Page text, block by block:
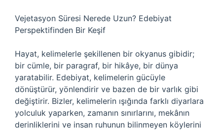
Vejetasyon Süresi Nerede Uzun? Edebiyat
Perspektifinden Bir Keşif
Hayat, kelimelerle şekillenen bir okyanus gibidir;
bir cümle, bir paragraf, bir hikâye, bir dünya
yaratabilir. Edebiyat, kelimelerin gücüyle
dönüştürür, yönlendirir ve bazen de bir varlık gibi
değiştirir. Bizler, kelimelerin ışığında farklı diyarlara
yolculuk yaparken, zamanın sınırlarını, mekânın
derinliklerini ve insan ruhunun bilinmeyen köylerini